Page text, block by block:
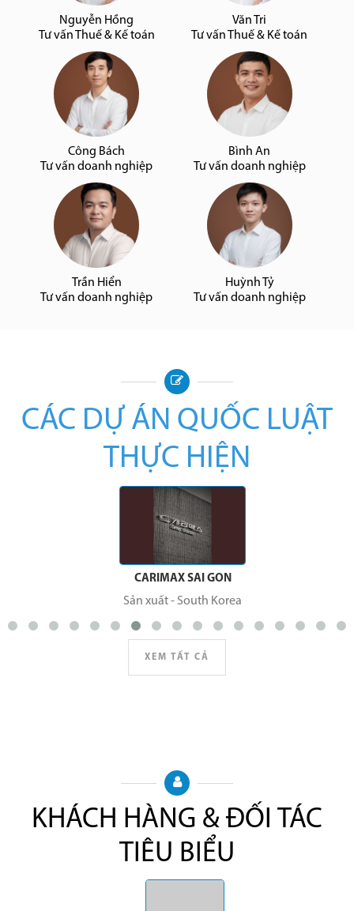
Nguyễn Hồng
Tư vấn Thuế & Kế toán
Văn Tri
Tư vấn Thuế & Kế toán
Công Bách
Tư vấn doanh nghiệp
Bình An
Tư vấn doanh nghiệp
Trần Hiển
Tư vấn doanh nghiệp
Huỳnh Tỷ
Tư vấn doanh nghiệp
CÁC DỰ ÁN QUỐC LUẬT
THỰC HIỆN
CARIMAX SAI GON
Sản xuất- South Korea
XEM TẤT CẢ
KHÁCH HÀNG & ĐỐI TÁC
TIÊU BIỂU